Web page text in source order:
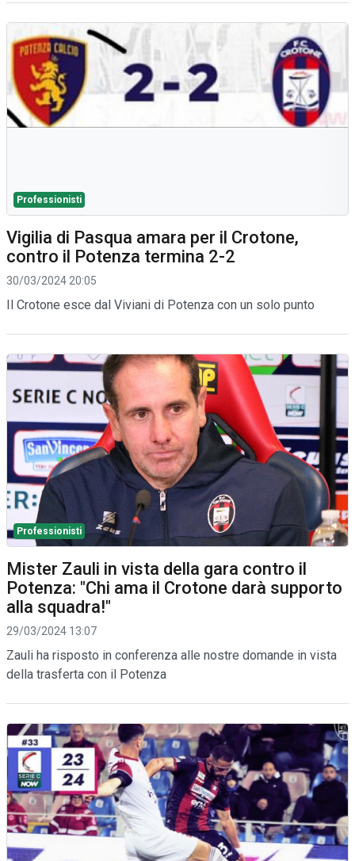
Professionisti
Vigilia di Pasqua amara per il Crotone,
contro il Potenza termina 2-2
30/03/2024 20:05
Il Crotone esce dal Viviani di Potenza con un solo punto
Professionisti
Mister Zauli in vista della gara contro il
Potenza: "Chi ama il Crotone darà supporto
alla squadra!"
29/03/2024 13:07
Zauli ha risposto in conferenza alle nostre domande in vista
della trasferta con il Potenza